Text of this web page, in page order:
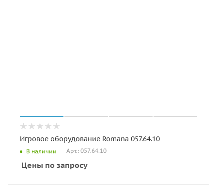
Игровое оборудование Romana 057.64.10
В наличии Арт.: 057.64.10
Цены по запросу